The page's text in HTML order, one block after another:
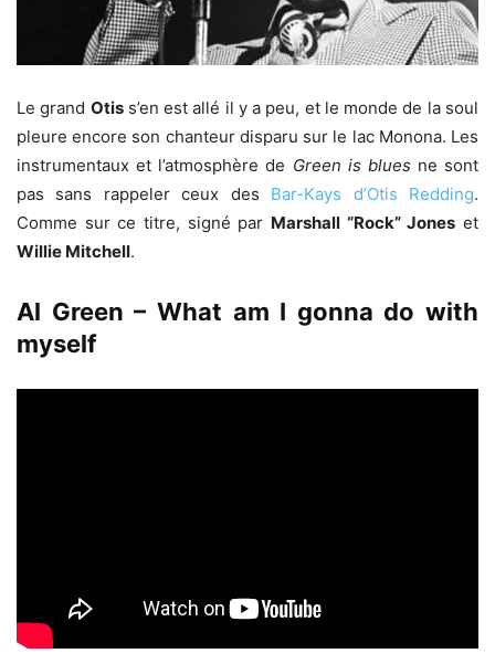
Le grand Otiss’en est allé il y a peu, et le monde de la soul
pleure encore son chanteur disparu sur le lac Monona. Les
instrumentaux et l’atmosphère de Green is blues ne sont
pas sans rappeler ceux des Bar-Kays d’Otis Redding.
Comme sur ce titre, signé par Marshall “Rock” Jones et
Willie Mitchell.
Al Green – What am I gonna do with
myself